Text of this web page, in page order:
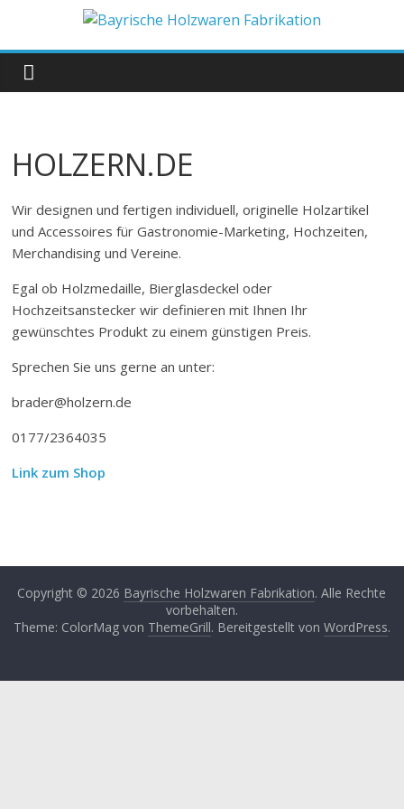
springen
Bayrische
Holzwaren
Fabrikation
HOLZERN.DE
Wir designen und fertigen individuell, originelle Holzartikel
und Accessoires für Gastronomie-Marketing, Hochzeiten,
Merchandising und Vereine.
Egal ob Holzmedaille, Bierglasdeckel oder
Hochzeitsanstecker wir definieren mit Ihnen Ihr
gewünschtes Produkt zu einem günstigen Preis.
Sprechen Sie uns gerne an unter:
brader@holzern.de
0177/2364035
Link zum Shop
Copyright © 2026 Bayrische Holzwaren Fabrikation. Alle Rechte
vorbehalten.
Theme: ColorMag von ThemeGrill. Bereitgestellt von WordPress.